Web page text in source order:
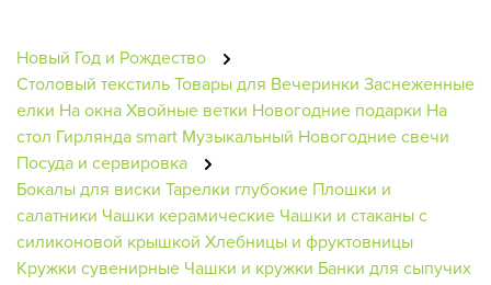
Новый Год и Рождество
Столовый текстильТовары для Вечеринки Заснеженные
елки На окнаХвойные ветки Новогодние подарки На
стол Гирлянда smart Музыкальный Новогодние свечи
Посуда и сервировка
Бокалы для виски Тарелки глубокие Плошки и
салатники Чашки керамические Чашки и стаканы с
силиконовой крышкой Хлебницы и фруктовницы
Кружки сувенирные Чашки и кружки Банки для сыпучих